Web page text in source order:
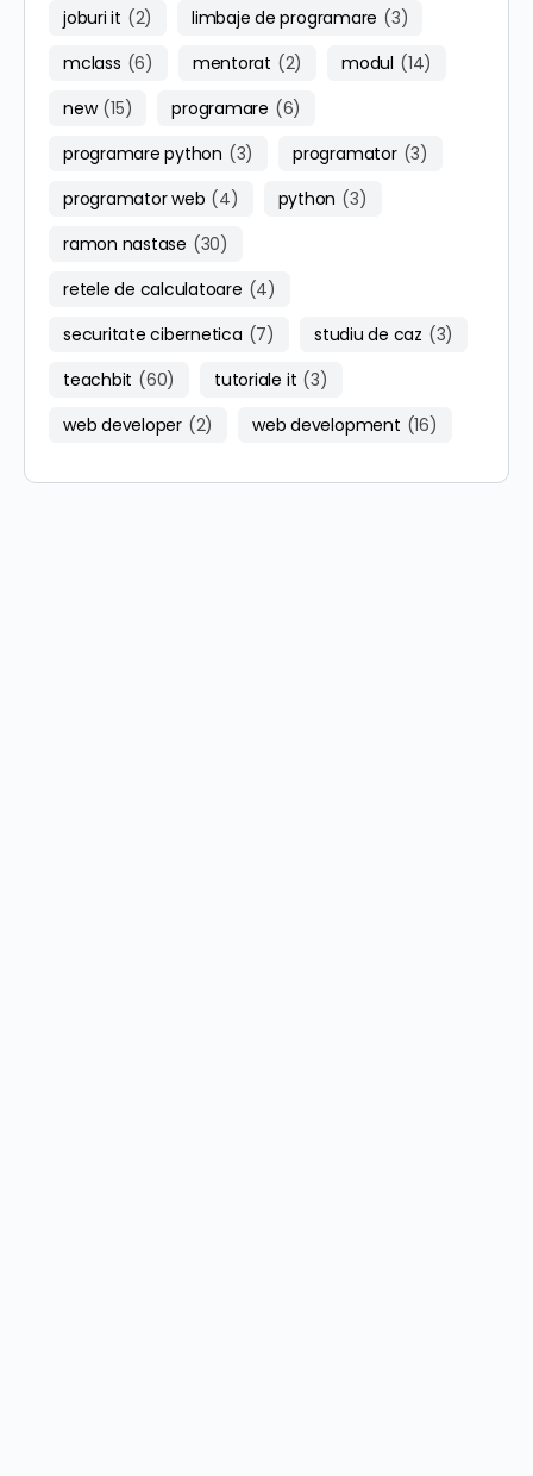
joburi it (2) limbaje de programare (3)
mclass (6) mentorat (2) modul (14)
new (15) programare (6)
programare python (3) programator (3)
programator web (4) python (3)
ramon nastase (30)
retele de calculatoare (4)
securitate cibernetica (7) studiu de caz (3)
teachbit (60) tutoriale it (3)
web developer (2) web development (16)